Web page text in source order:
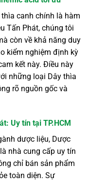
canh chính là hàm
Tấn Phát, chúng tôi
còn về khả năng duy
kiểm nghiệm định kỳ
kết này. Điều này
những loại Dây thìa
rõ nguồn gốc và
Uy tín tại TP.HCM
dược liệu, Dược
nhà cung cấp uy tín
chỉ bán sản phẩm
toàn diện. Sự